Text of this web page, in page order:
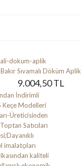
Bakır Sıvamalı Döküm Aplik
9.004,50 TL